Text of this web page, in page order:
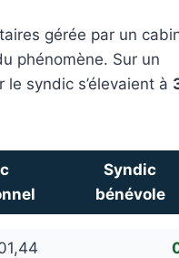
gérée par un
phénomène. Sur un
syndic s’élevaient à
Syndic
bénévole